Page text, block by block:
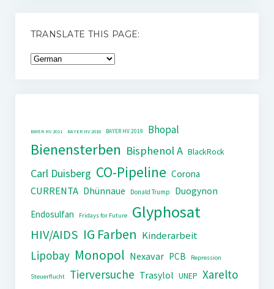
TRANSLATE THIS PAGE:
BAYER HV 2011 BAYER HV 2018 BAYER HV 2019 Bhopal
Bienensterben Bisphenol A BlackRock
Carl Duisberg CO-Pipeline Corona
CURRENTA Dhünnaue Donald Trump
Duogynon
Endosulfan
Fridays for Future Glyphosat
HIV/AIDS IG Farben Kinderarbeit
Lipobay Monopol Nexavar PCB Repression
Steuerflucht Tierversuche Trasylol UNEP Xarelto